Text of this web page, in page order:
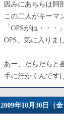
因みにあちらは阿
この二人がキーマ
「OPSがね・・
OPS、気に入りま
あー、だらだらと
手に汗かくんです
2009年10月30日